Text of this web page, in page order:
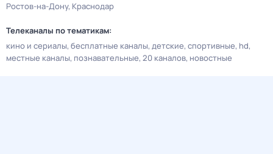
Ростов-на-Дону Краснодар
Телеканалы по тематикам:
кино и сериалы бесплатные каналы детские спортивные hd
местные каналы познавательные 20 каналов новостные